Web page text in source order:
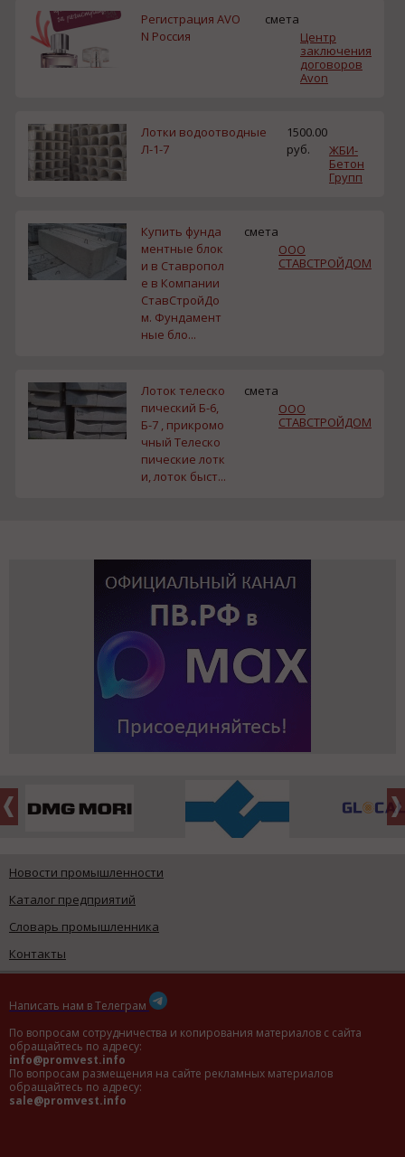
Регистрация AVO
N Россия
смета
Центр
заключения
договоров
Avon
Лотки водоотводные
Л-1-7
1500.00
руб.
ЖБИ-
Бетон
Групп
Купить фунда
ментные блок
и в Ставропол
е в Компании
СтавСтройДо
м. Фундамент
ные бло...
смета
ООО
СТАВСТРОЙДОМ
Лоток телеско
пический Б-6,
Б-7 , прикромо
чный Телеско
пические лотк
и, лоток быст...
смета
ООО
СТАВСТРОЙДОМ
Новости промышленности
Каталог предприятий
Словарь промышленника
Контакты
Написать нам в Телеграм
По вопросам сотрудничества и копирования материалов с сайта
обращайтесь по адресу:
info@promvest.info
По вопросам размещения на сайте рекламных материалов
обращайтесь по адресу:
sale@promvest.info